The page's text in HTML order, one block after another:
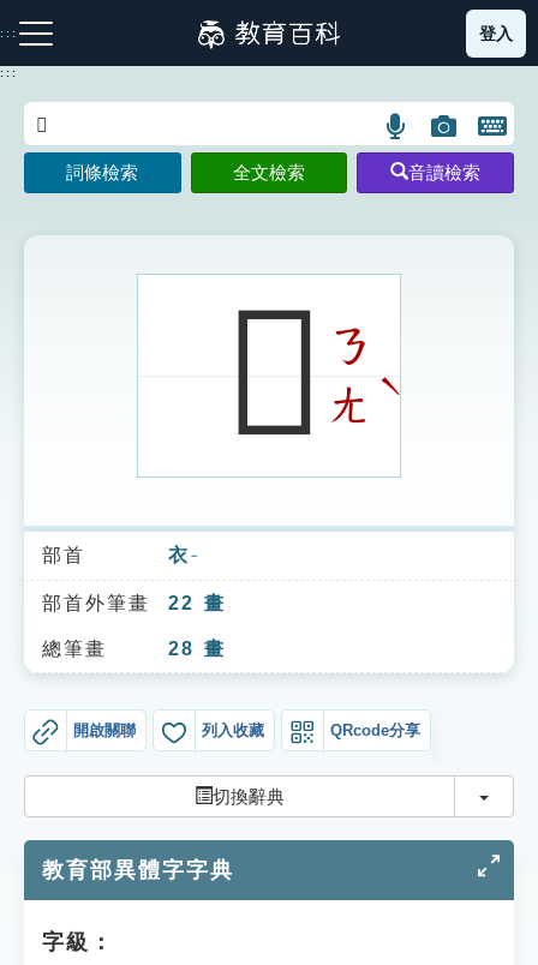
到
主
:::
注音索引圖示 筆畫索引圖示 部首索引表圖示
索引選單
知識索引
單字索引
貓頭鷹博士
登入
:::
語
言
搜
示
圖
片
搜
開
鍵
圖
詞條檢索 全文檢索 音讀檢索
𧟘ㄋ
ㄤˋ
部首 衣 ㄧ
部首外筆畫 22 畫
總筆畫 28 畫
開啟關聯 列入收藏 QRcode分享
切換辭典 切換
教育部異體字字典
字級：